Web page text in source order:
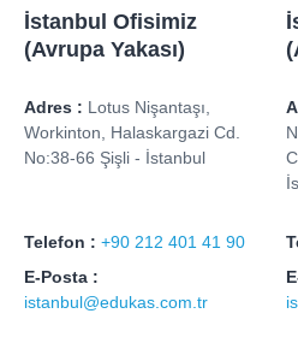
İstanbul Ofisimiz
(Avrupa Yakası)
Adres : Lotus Nişantaşı,
Workinton, Halaskargazi Cd.
No:38-66 Şişli - İstanbul
Telefon : +90 212 401 41 90
E-Posta :
istanbul@edukas.com.tr